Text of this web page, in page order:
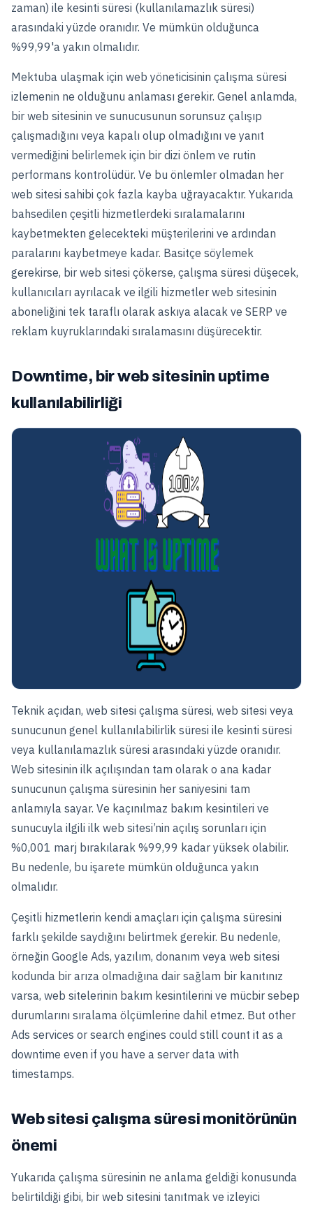
zaman) ile kesinti süresi (kullanılamazlık süresi)
arasındaki yüzde oranıdır. Ve mümkün olduğunca
%99,99'a yakın olmalıdır.
Mektuba ulaşmak için web yöneticisinin çalışma süresi
izlemenin ne olduğunu anlaması gerekir. Genel anlamda,
bir web sitesinin ve sunucusunun sorunsuz çalışıp
çalışmadığını veya kapalı olup olmadığını ve yanıt
vermediğini belirlemek için bir dizi önlem ve rutin
performans kontrolüdür. Ve bu önlemler olmadan her
web sitesi sahibi çok fazla kayba uğrayacaktır. Yukarıda
bahsedilen çeşitli hizmetlerdeki sıralamalarını
kaybetmekten gelecekteki müşterilerini ve ardından
paralarını kaybetmeye kadar. Basitçe söylemek
gerekirse, bir web sitesi çökerse, çalışma süresi düşecek,
kullanıcıları ayrılacak ve ilgili hizmetler web sitesinin
aboneliğini tek taraflı olarak askıya alacak ve SERP ve
reklam kuyruklarındaki sıralamasını düşürecektir.
Downtime, bir web sitesinin uptime
kullanılabilirliği
Teknik açıdan, web sitesi çalışma süresi, web sitesi veya
sunucunun genel kullanılabilirlik süresi ile kesinti süresi
veya kullanılamazlık süresi arasındaki yüzde oranıdır.
Web sitesinin ilk açılışından tam olarak o ana kadar
sunucunun çalışma süresinin her saniyesini tam
anlamıyla sayar. Ve kaçınılmaz bakım kesintileri ve
sunucuyla ilgili ilk web sitesi’nin açılış sorunları için
%0,001 marj bırakılarak %99,99 kadar yüksek olabilir.
Bu nedenle, bu işarete mümkün olduğunca yakın
olmalıdır.
Çeşitli hizmetlerin kendi amaçları için çalışma süresini
farklı şekilde saydığını belirtmek gerekir. Bu nedenle,
örneğin Google Ads, yazılım, donanım veya web sitesi
kodunda bir arıza olmadığına dair sağlam bir kanıtınız
varsa, web sitelerinin bakım kesintilerini ve mücbir sebep
durumlarını sıralama ölçümlerine dahil etmez. But other
Ads services or search engines could still count it as a
downtime even if you have a server data with
timestamps.
Web sitesi çalışma süresi monitörünün
önemi
Yukarıda çalışma süresinin ne anlama geldiği konusunda
belirtildiği gibi, bir web sitesini tanıtmak ve izleyici